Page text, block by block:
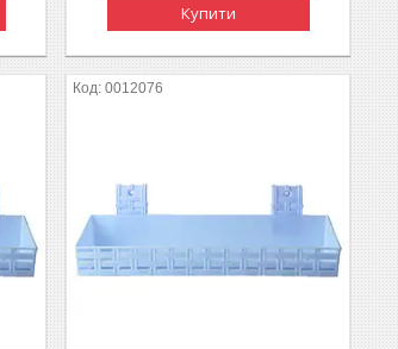
Купити
0012076